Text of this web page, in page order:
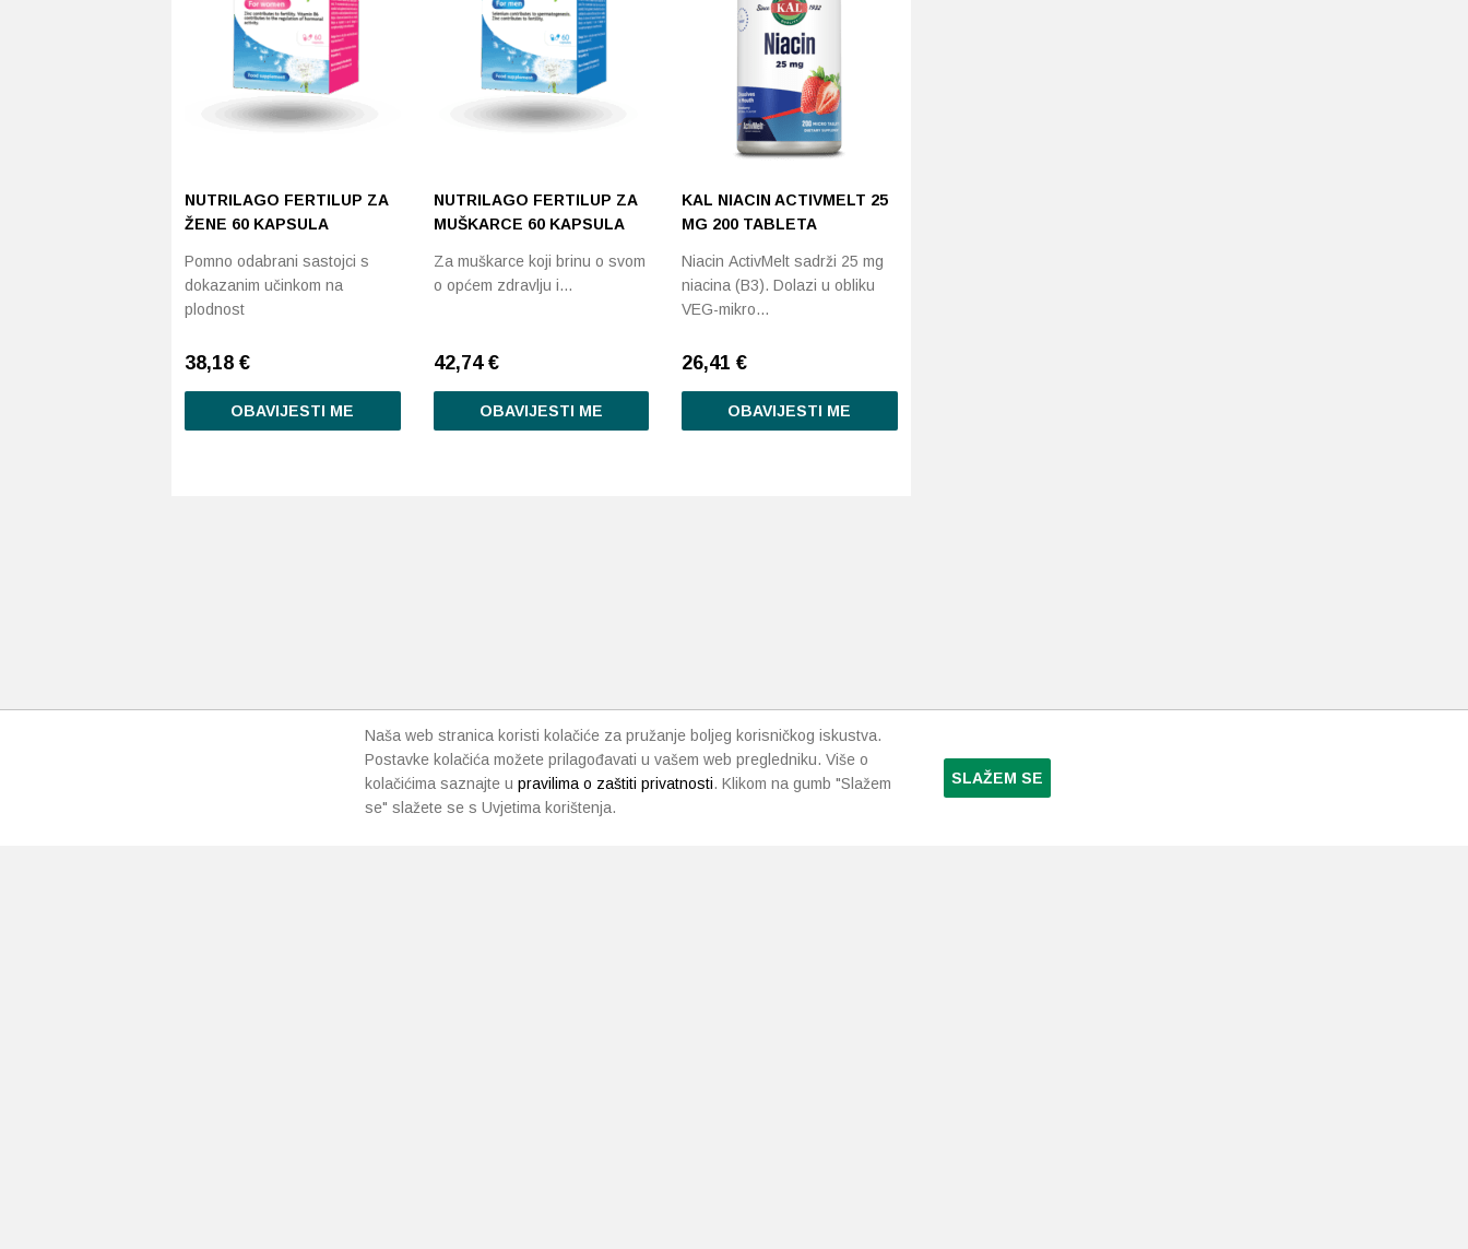
NUTRILAGO FERTILUP ZA
ŽENE 60 KAPSULA
Pomno odabrani sastojci s
dokazanim učinkom na
plodnost
38,18 €
OBAVIJESTI ME
NUTRILAGO FERTILUP ZA
MUŠKARCE 60 KAPSULA
Za muškarce koji brinu o svom
o općem zdravlju i…
42,74 €
OBAVIJESTI ME
KAL NIACIN ACTIVMELT 25
MG 200 TABLETA
Niacin ActivMelt sadrži 25 mg
niacina (B3). Dolazi u obliku
VEG-mikro…
26,41€
OBAVIJESTI ME
Naša web stranica koristi kolačiće za pružanje boljeg korisničkog iskustva.
Postavke kolačića možete prilagođavati u vašem web pregledniku. Više o
kolačićima saznajte u pravilima o zaštiti privatnosti. Klikom na gumb "Slažem
se" slažete se s Uvjetima korištenja.
SLAŽEM SE